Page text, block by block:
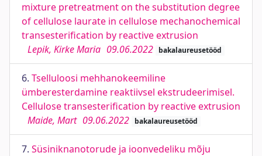
mixture pretreatment on the substitution degree
of cellulose laurate in cellulose mechanochemical
transesterification by reactive extrusion
Lepik, Kirke Maria 09.06.2022 bakalaureusetööd
6. Tselluloosi mehhanokeemiline
ümberesterdamine reaktiivsel ekstrudeerimisel.
Cellulose transesterification by reactive extrusion
Maide, Mart 09.06.2022 bakalaureusetööd
7. Süsiniknanotorude ja ioonvedeliku mõju